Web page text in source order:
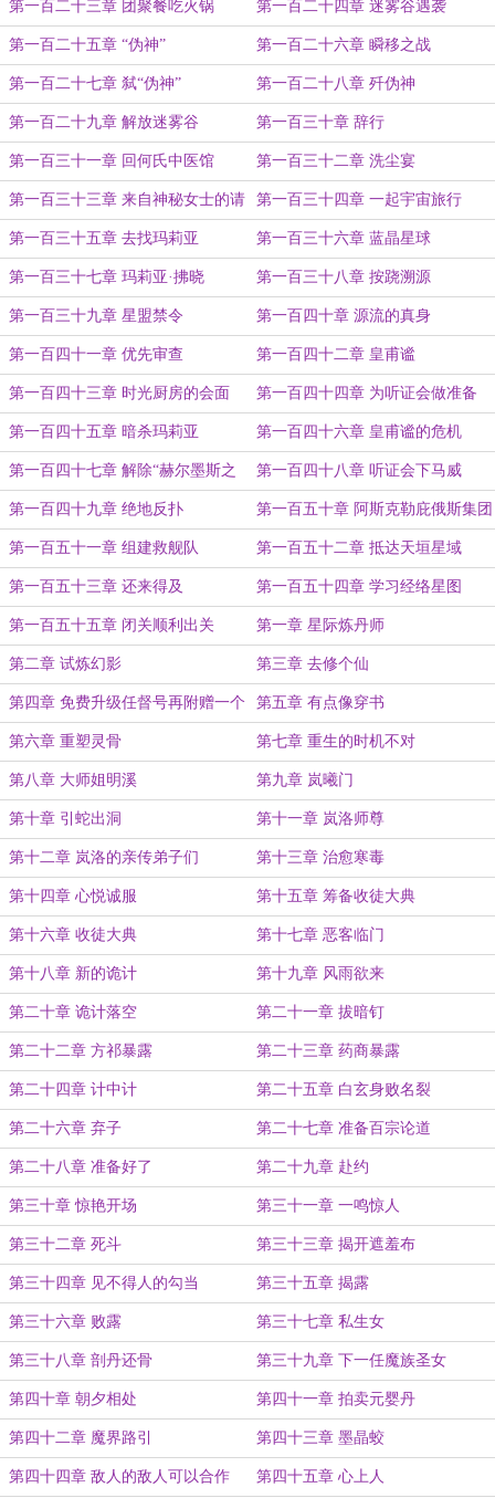
第一百二十三章 团聚餐吃火锅 第一百二十四章 迷雾谷遇袭
第一百二十五章 “伪神” 第一百二十六章 瞬移之战
第一百二十七章 弑“伪神” 第一百二十八章 歼伪神
第一百二十九章 解放迷雾谷 第一百三十章 辞行
第一百三十一章 回何氏中医馆 第一百三十二章 洗尘宴
第一百三十三章 来自神秘女士的请
求
第一百三十四章 一起宇宙旅行
第一百三十五章 去找玛莉亚 第一百三十六章 蓝晶星球
第一百三十七章 玛莉亚·拂晓 第一百三十八章 按跷溯源
第一百三十九章 星盟禁令 第一百四十章 源流的真身
第一百四十一章 优先审查 第一百四十二章 皇甫谧
第一百四十三章 时光厨房的会面 第一百四十四章 为听证会做准备
第一百四十五章 暗杀玛莉亚 第一百四十六章 皇甫谧的危机
第一百四十七章 解除“赫尔墨斯之
梦”
第一百四十八章 听证会下马威
第一百四十九章 绝地反扑 第一百五十章 阿斯克勒庇俄斯集团
覆灭
第一百五十一章 组建救舰队 第一百五十二章 抵达天垣星域
第一百五十三章 还来得及 第一百五十四章 学习经络星图
第一百五十五章 闭关顺利出关 第一章 星际炼丹师
第二章 试炼幻影 第三章 去修个仙
第四章 免费升级任督号再附赠一个
系统
第五章 有点像穿书
第六章 重塑灵骨 第七章 重生的时机不对
第八章 大师姐明溪 第九章 岚曦门
第十章 引蛇出洞 第十一章 岚洛师尊
第十二章 岚洛的亲传弟子们 第十三章 治愈寒毒
第十四章 心悦诚服 第十五章 筹备收徒大典
第十六章 收徒大典 第十七章 恶客临门
第十八章 新的诡计 第十九章 风雨欲来
第二十章 诡计落空 第二十一章 拔暗钉
第二十二章 方祁暴露 第二十三章 药商暴露
第二十四章 计中计 第二十五章 白玄身败名裂
第二十六章 弃子 第二十七章 准备百宗论道
第二十八章 准备好了 第二十九章 赴约
第三十章 惊艳开场 第三十一章 一鸣惊人
第三十二章 死斗 第三十三章 揭开遮羞布
第三十四章 见不得人的勾当 第三十五章 揭露
第三十六章 败露 第三十七章 私生女
第三十八章 剖丹还骨 第三十九章 下一任魔族圣女
第四十章 朝夕相处 第四十一章 拍卖元婴丹
第四十二章 魔界路引 第四十三章 墨晶蛟
第四十四章 敌人的敌人可以合作 第四十五章 心上人